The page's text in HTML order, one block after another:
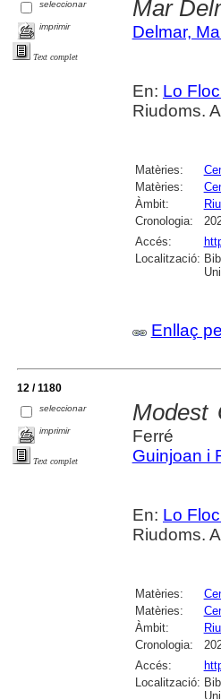
seleccionar
imprimir
Text complet
Mar
Delmar,
En: Lo
Riudoms.
Matèries:
Matèries:
Àmbit:
Cronologia:
Accés:
Localització:
Enllaç
12 / 1180
seleccionar
imprimir
Text complet
Modest
Ferré
Guinjoan i
En: Lo
Riudoms.
Matèries:
Matèries:
Àmbit:
Cronologia:
Accés:
Localització: